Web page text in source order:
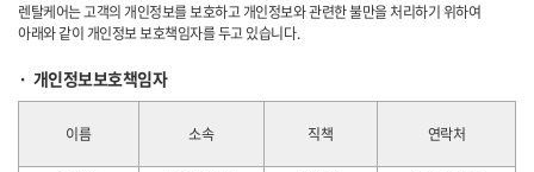
렌탈케어는 고객의 개인정보를 보호하고 개인정보와 관련한 불만을 처리하기 위하여
아래와 같이 개인정보 보호책임자를 두고 있습니다.
개인정보보호책임자
이름 소속 직책 연락처